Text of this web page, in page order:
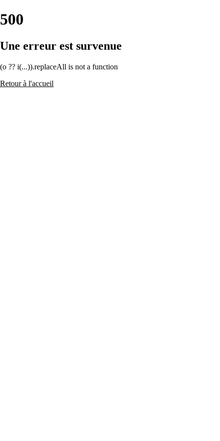
500
Une erreur est survenue
(o ?? i(...)).replaceAll is not a function
Retour à l'accueil